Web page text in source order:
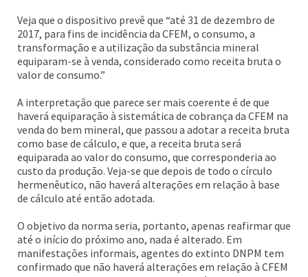
Veja que o dispositivo prevê que “até 31 de dezembro de
2017, para fins de incidência da CFEM, o consumo, a
transformação e a utilização da substância mineral
equiparam-se à venda, considerado como receita bruta o
valor de consumo.”
A interpretação que parece ser mais coerente é de que
haverá equiparação à sistemática de cobrança da CFEM na
venda do bem mineral, que passou a adotar a receita bruta
como base de cálculo, e que, a receita bruta será
equiparada ao valor do consumo, que corresponderia ao
custo da produção. Veja-se que depois de todo o círculo
hermenêutico, não haverá alterações em relação à base
de cálculo até então adotada.
O objetivo da norma seria, portanto, apenas reafirmar que
até o início do próximo ano, nada é alterado. Em
manifestações informais, agentes do extinto DNPM tem
confirmado que não haverá alterações em relação à CFEM